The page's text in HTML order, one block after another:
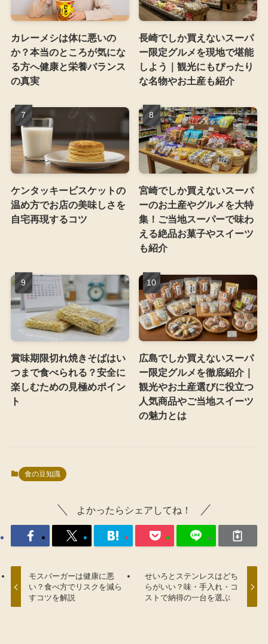
カレーメシは体に悪いの
か？本当のところが気にな
る方へ健康と栄養バランス
の真実
長崎でしか買えないスーパ
ー限定グルメを現地で堪能
しよう｜観光にもぴったり
な名物やお土産も紹介
ケンタッキービスケットの
温め方でお店の美味しさを
自宅再現するコツ
宮崎でしか買えないスーパ
ーのお土産やグルメを大特
集！ご当地スーパーで味わ
える絶品お菓子やスイーツ
も紹介
賞味期限切れ焼きそばはい
つまで食べられる？安全に
楽しむための見極めポイン
ト
広島でしか買えないスーパ
ー限定グルメを徹底紹介｜
観光やお土産選びに役立つ
人気商品やご当地スイーツ
の魅力とは
食の豆知識
よかったらシェアしてね！
モスバーガーは健康に悪
い？食べ方でリスクを減ら
すコツを解説
せいろとステンレスはどち
らがいい？味・手入れ・コ
ストで納得の一台を選ぶ